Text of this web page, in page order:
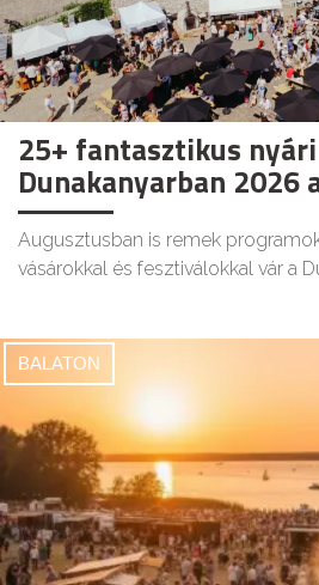
25+ fantasztikus
Dunakanyarban 2026
Augusztusban is remek
vásárokkal és fesztiválokkal vár a
BALATON